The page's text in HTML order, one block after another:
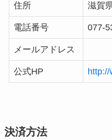
住所 滋賀
電話番号 077-
メールアドレス
公式HP
決済方法